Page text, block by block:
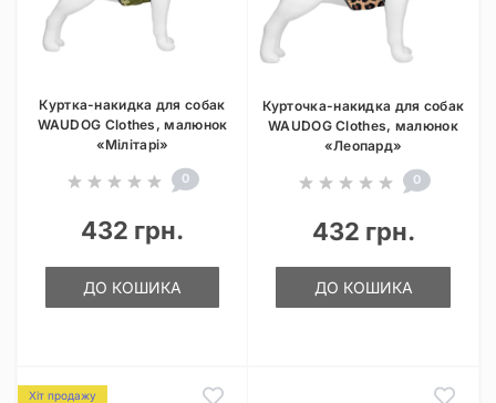
Куртка-накидка для собак
WAUDOG Clothes, малюнок
«Мілітарі»
0
432 грн.
ДО КОШИКА
Курточка-накидка для собак
WAUDOG Clothes, малюнок
«Леопард»
0
432 грн.
ДО КОШИКА
Хіт продажу